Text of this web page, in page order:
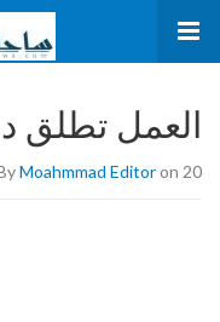
العمل تطلق
Moahmmad Editoron 20 مايو، 2020